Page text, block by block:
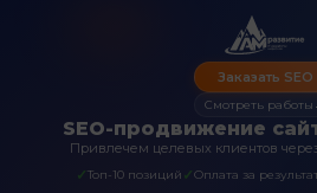
SEO-продвижение
Привлечем целевых клиентов
✓Топ-10 позиций ✓Оплата за
Заказать SEO
Смотреть работы